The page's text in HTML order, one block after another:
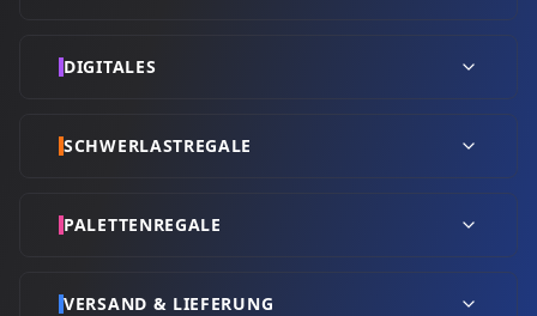
DIGITALES
SCHWERLASTREGALE
PALETTENREGALE
VERSAND & LIEFERUNG